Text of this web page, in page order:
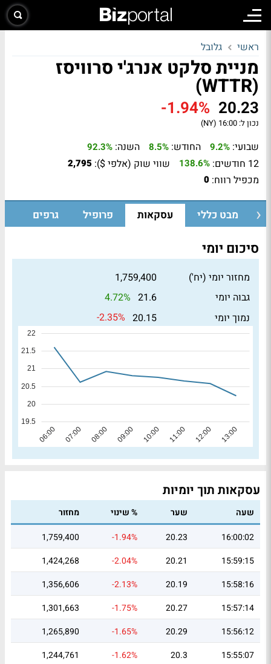
ראשי גלובל
מניית סלקט אנרג'י סרוויסז
(WTTR)
20.23
-1.94%
נכון ל: 16:00 (NY)
שבועי: 9.2% החודש: 8.5% השנה: 92.3%
12 חודשים: 138.6% שווי שוק (אלפי $): 2,795
מכפיל רווח: 0
מבט כללי עסקאות פרופיל גרפים
סיכום יומי
מחזור יומי (יח')
1,759,400
גבוה יומי
21.6
4.72%
נמוך יומי
20.15
-2.35%
עסקאות תוך יומיות
שעה שער % שינוי
מחזור
16:00:02
20.23
-1.94%
1,759,400
15:59:15
20.21
-2.04%
1,424,268
15:58:16
20.19
-2.13%
1,356,606
15:57:14
20.27
-1.75%
1,301,663
15:56:12
20.29
-1.65%
1,265,890
15:55:07
20.3
-1.62%
1,244,761